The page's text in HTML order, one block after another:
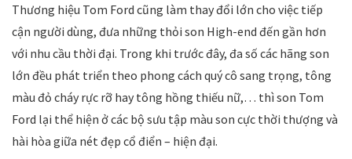
Thương hiệu Tom Ford cũng làm thay đổi lớn cho việc tiếp
cận người dùng, đưa những thỏi son High-end đến gần hơn
với nhu cầu thời đại. Trong khi trước đây, đa số các hãng son
lớn đều phát triển theo phong cách quý cô sang trọng, tông
màu đỏ cháy rực rỡ hay tông hồng thiếu nữ,… thì son Tom
Ford lại thể hiện ở các bộ sưu tập màu son cực thời thượng và
hài hòa giữa nét đẹp cổ điển – hiện đại.